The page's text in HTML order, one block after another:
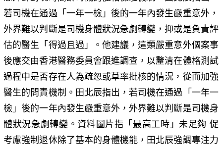
若司機在通過「一年一檢」後的一年內發生嚴重意外，
外界難以判斷是司機身體狀況急劇轉變，抑或是負責評
估的醫生「得過且過」。他建議，這類嚴重意外個案事
後應交由香港醫務委員會跟進調查，以釐清在體格測試
過程中是否存在人為疏忽或草率批核的情況，從而加強
醫生的問責機制。田北辰指出，若司機在通過「一年一
檢」後的一年內發生嚴重意外，外界難以判斷是司機身
體狀況急劇轉變。資料圖片指「最高工時」未足夠 促
考慮強制退休除了基本的身體機能，田北辰強調專注力